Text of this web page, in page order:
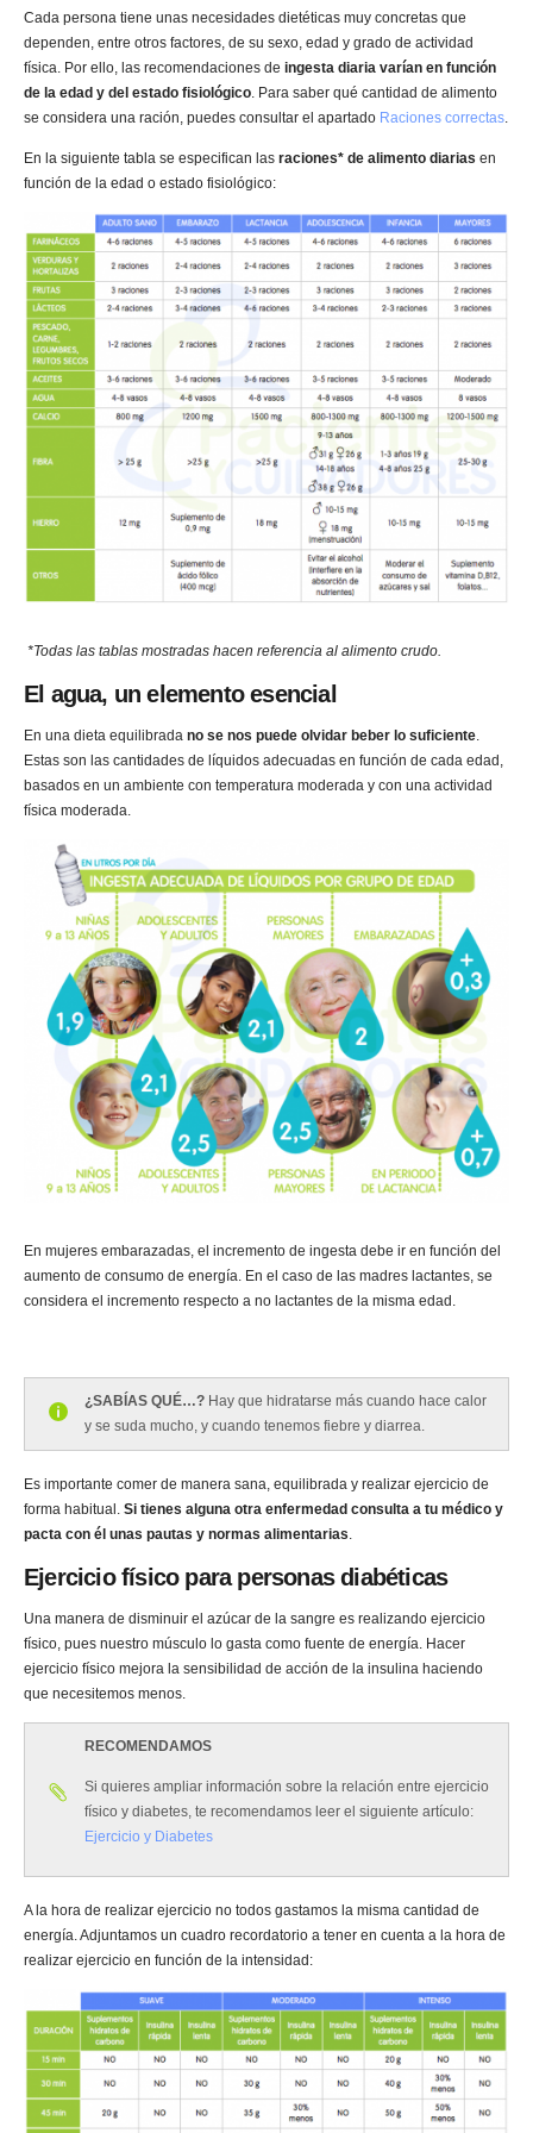
Cada persona tiene unas necesidades dietéticas muy concretas que
dependen, entre otros factores, de su sexo, edad y grado de actividad
física. Por ello, las recomendaciones de ingesta diaria varían en función
de la edad y del estado fisiológico. Para saber qué cantidad de alimento
se considera una ración, puedes consultar el apartado Raciones correctas.
En la siguiente tabla se especifican las raciones* de alimento diarias en
función de la edad o estado fisiológico:
*Todas las tablas mostradas hacen referencia al alimento crudo.
El agua, un elemento esencial
En una dieta equilibrada no se nos puede olvidar beber lo suficiente.
Estas son las cantidades de líquidos adecuadas en función de cada edad,
basados en un ambiente con temperatura moderada y con una actividad
física moderada.
En mujeres embarazadas, el incremento de ingesta debe ir en función del
aumento de consumo de energía. En el caso de las madres lactantes, se
considera el incremento respecto a no lactantes de la misma edad.
¿SABÍAS QUÉ…? Hay que hidratarse más cuando hace calor
y se suda mucho, y cuando tenemos fiebre y diarrea.
Es importante comer de manera sana, equilibrada y realizar ejercicio de
forma habitual. Si tienes alguna otra enfermedad consulta a tu médico y
pacta con él unas pautas y normas alimentarias.
Ejercicio físico para personas diabéticas
Una manera de disminuir el azúcar de la sangre es realizando ejercicio
físico, pues nuestro músculo lo gasta como fuente de energía. Hacer
ejercicio físico mejora la sensibilidad de acción de la insulina haciendo
que necesitemos menos.
RECOMENDAMOS
Si quieres ampliar información sobre la relación entre ejercicio
físico y diabetes, te recomendamos leer el siguiente artículo:
Ejercicio y Diabetes
A la hora de realizar ejercicio no todos gastamos la misma cantidad de
energía. Adjuntamos un cuadro recordatorio a tener en cuenta a la hora de
realizar ejercicio en función de la intensidad: